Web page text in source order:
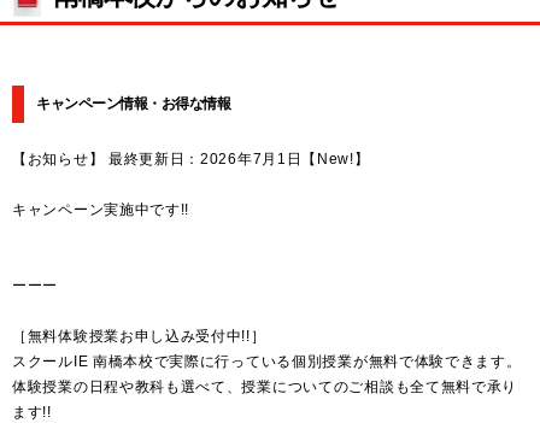
キャンペーン情報・お得な情報
【お知らせ】 最終更新日：2026年7月1日【New!】
キャンペーン実施中です!!
ーーー
［無料体験授業お申し込み受付中!!］
スクールIE 南橋本校で実際に行っている個別授業が無料で体験できます。
体験授業の日程や教科も選べて、授業についてのご相談も全て無料で承り
ます!!